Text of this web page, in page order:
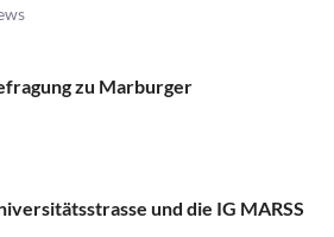
zu Marburger
und die IG MARSS